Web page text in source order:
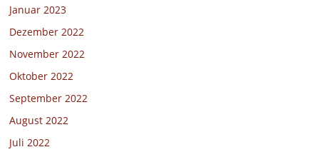
Januar 2023
Dezember 2022
November 2022
Oktober 2022
September 2022
August 2022
Juli 2022